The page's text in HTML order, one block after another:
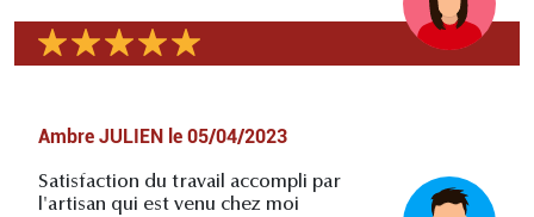
Ambre JULIEN le 05/04/2023
Satisfaction du travail accompli par
l'artisan qui est venu chez moi